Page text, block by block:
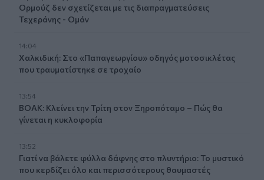
Ορμούζ δεν σχετίζεται με τις διαπραγματεύσεις
Τεχεράνης - Ομάν
14:04
Χαλκιδική: Στο «Παπαγεωργίου» οδηγός μοτοσικλέτας
που τραυματίστηκε σε τροχαίο
13:54
ΒΟΑΚ: Κλείνει την Τρίτη στον Ξηροπόταμο – Πώς θα
γίνεται η κυκλοφορία
13:52
Γιατί να βάλετε φύλλα δάφνης στο πλυντήριο: Το μυστικό
που κερδίζει όλο και περισσότερους θαυμαστές